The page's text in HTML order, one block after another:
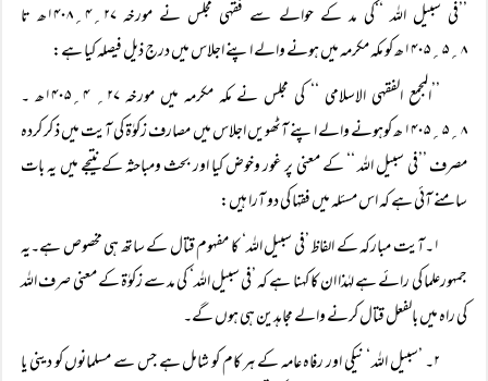
’’فی سبیل اللہ ‘‘کی مد کے حوالے سے فقہی مجلس نے مورخہ ۲۷؍۴؍۱۴۰۸ھ تا
۸؍۵؍۱۴۰۵ھ کو مکہ مکرمہ میں ہونے والے اپنے اجلاس میں درج ذیل فیصلہ کیا ہے:
’’المجمع الفقہی الاسلامی ‘‘ کی مجلس نے مکہ مکرمہ میں مورخہ ۲۷؍ ۴؍۱۴۰۵ھ ۔
۸؍۵؍۱۴۰۵ ھ کوہونے والے اپنے آٹھویں اجلاس میں مصارف زکوٰۃ کی آیت میں ذ کر کردہ
مصرف ’’فی سبیل اللہ ‘‘ کے معنی پر غور وخوض کیا اور بحث ومباحثہ کے نتیجے میں یہ بات
سامنے آئی ہے کہ اس مسئلہ میں فقہا کی دو آرا ہیں:
۱۔آیت مبارکہ کے الفاظ ’فی سبیل اللہ‘ کا مفہوم قتال کے ساتھ ہی مخصوص ہے۔یہ
جمہورعلما کی رائے ہے لہٰذا ان کا کہنا ہے کہ ’فی سبیل اللہ‘ کی مد سے زکوٰۃ کے معنی صرف اللہ
کی راہ میں بالفعل قتال کرنے والے مجاہدین ہی ہوں گے۔
۲۔ ’سبیل اللہ ‘ نیکی اور رفاہ عامہ کے ہر کام کو شامل ہے جس سے مسلمانوں کو دینی یا